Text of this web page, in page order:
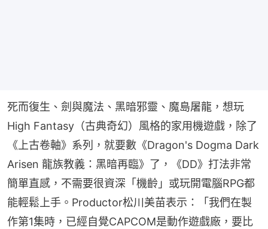
死而復生、劍與魔法、黑暗邪靈、魔島屠龍，想玩
High Fantasy（古典奇幻）風格的家用機遊戲，除了
《上古卷軸》系列，就要數《Dragon's Dogma Dark
Arisen 龍族教義：黑暗再臨》了，《DD》打法非常
簡單直感，不需要很資深「機齡」或玩開電腦RPG都
能輕鬆上手。Productor松川美苗表示：「我們在製
作第1集時，已經自覺CAPCOM是動作遊戲廠，要比